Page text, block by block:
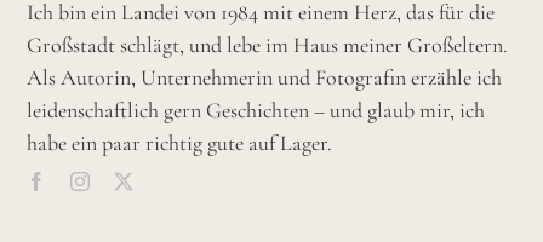
Ich bin ein Landei von 1984 mit einem Herz, das für die
Großstadt schlägt, und lebe im Haus meiner Großeltern.
Als Autorin, Unternehmerin und Fotografin erzähle ich
leidenschaftlich gern Geschichten – und glaub mir, ich
habe ein paar richtig gute auf Lager.